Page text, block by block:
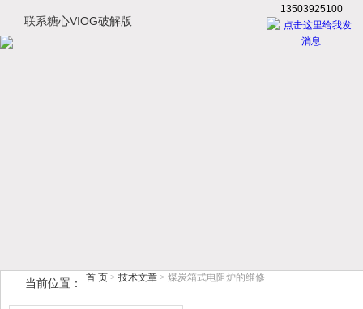
联系糖心VIOG破解版
当前位置： 首 页 > 技术文章 > 煤炭箱式电阻炉的维修
13503925100